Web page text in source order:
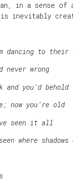
in a sense of
is inevitably
dancing to their
never wrong
and you’d behold
now you’re old
seen it all
where